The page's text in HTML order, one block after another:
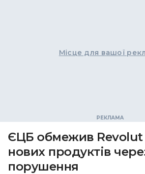
Місце для вашої
ЄЦБ обмежив Revolut
нових продуктів
порушення